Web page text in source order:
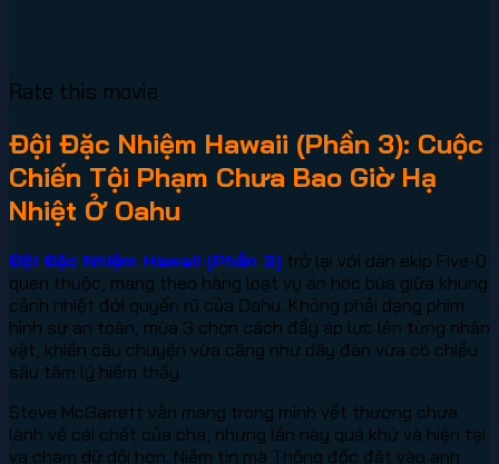
Rate this movie
Đội Đặc Nhiệm Hawaii (Phần 3): Cuộc
Chiến Tội Phạm Chưa Bao Giờ Hạ
Nhiệt Ở Oahu
Đội Đặc Nhiệm Hawaii (Phần 3) trở lại với dàn ekip Five-0
quen thuộc, mang theo hàng loạt vụ án hóc búa giữa khung
cảnh nhiệt đới quyến rũ của Oahu. Không phải dạng phim
hình sự an toàn, mùa 3 chọn cách đẩy áp lực lên từng nhân
vật, khiến câu chuyện vừa căng như dây đàn vừa có chiều
sâu tâm lý hiếm thấy.
Steve McGarrett vẫn mang trong mình vết thương chưa
lành về cái chết của cha, nhưng lần này quá khứ và hiện tại
va chạm dữ dội hơn. Niềm tin mà Thống đốc đặt vào anh